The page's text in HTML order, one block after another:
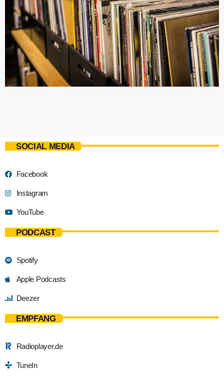
SOCIAL MEDIA
Facebook
Instagram
YouTube
PODCAST
Spotify
Apple Podcasts
Deezer
EMPFANG
Radioplayer.de
TuneIn